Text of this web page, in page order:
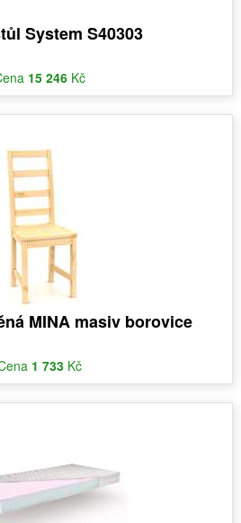
System S40303
15 246 Kč
MINA masiv borovice
1 733 Kč